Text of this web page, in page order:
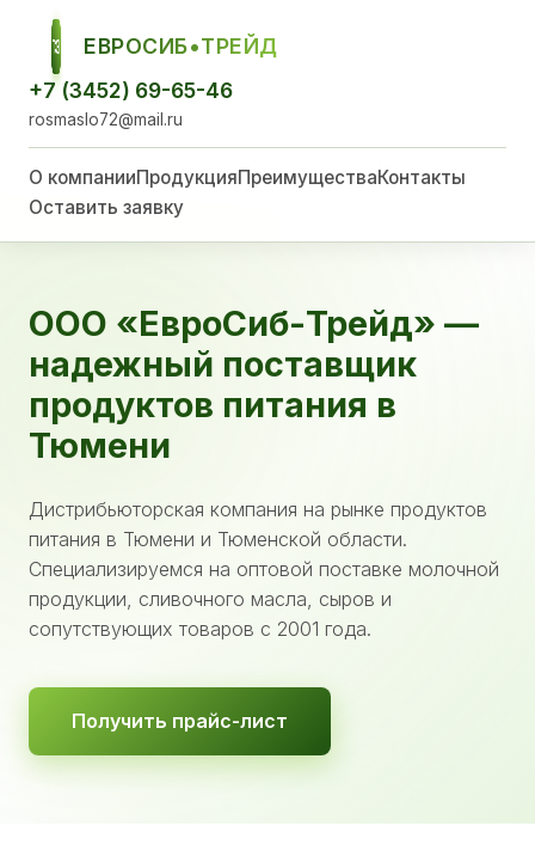
ЕСТ
ЕВРОСИБ•ТРЕЙД
+7 (3452) 69-65-46
rosmaslo72@mail.ru
О компанииПродукцияПреимуществаКонтакты
Оставить заявку
ООО «ЕвроСиб-Трейд» —
надежный поставщик
продуктов питания в
Тюмени
Дистрибьюторская компания на рынке продуктов
питания в Тюмени и Тюменской области.
Специализируемся на оптовой поставке молочной
продукции, сливочного масла, сыров и
сопутствующих товаров с 2001 года.
Получить прайс-лист